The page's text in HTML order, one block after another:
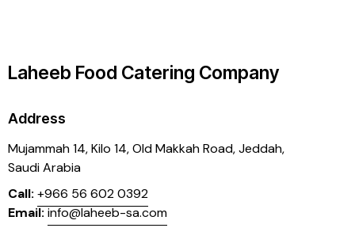
Laheeb Food Catering Company
Address
Mujammah 14, Kilo 14,Old Makkah Road, Jeddah,
Saudi Arabia
Call: +966 56 602 0392
Email: info@laheeb-sa.com